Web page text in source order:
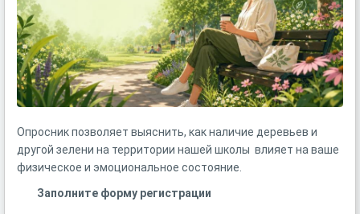
Опросник позволяет выяснить, как наличие деревьев и
другой зелени на территории нашей школы влияет на ваше
физическое и эмоциональное состояние.
Заполните форму регистрации